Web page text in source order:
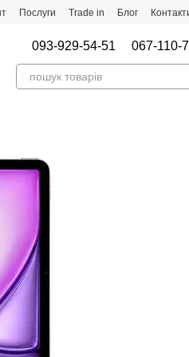
Послуги Trade in Блог
093-929-54-51 067-110-